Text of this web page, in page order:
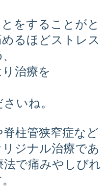
をすることがと
るほどストレス
治療を
いね。
柱管狭窄症など
ジナル治療であ
で痛みやしびれ